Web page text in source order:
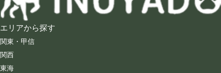
エリアから探す
関東・甲信
関西
東海